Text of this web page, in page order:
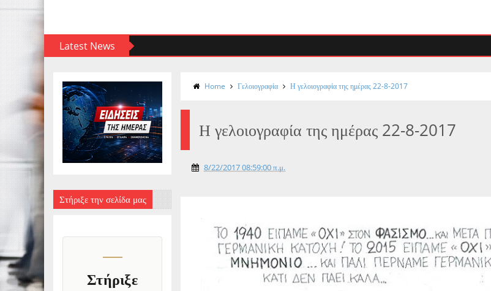
Latest News
Στήριξε την σελίδα μας
Στήριξε
Home Γελοιογραφία Η γελοιογραφία της ημέρας 22-8-2017
Η γελοιογραφία της ημέρας 22-8-2017
8/22/2017 08:59:00 π.μ.